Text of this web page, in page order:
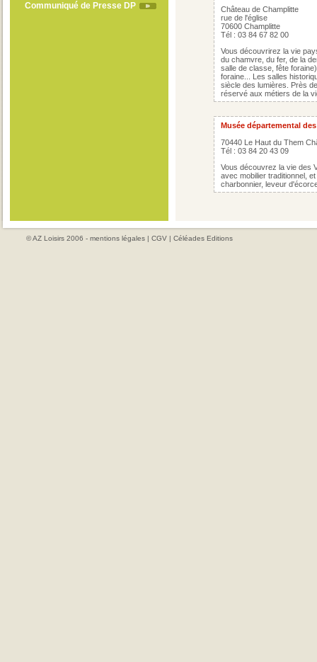
Communiqué de Presse DP
Château de Champlitte
rue de l'église
70600 Champlitte
Tél : 03 84 67 82 00
Vous découvrirez la vie
du chamvre, du fer, de la
salle de classe, fête
foraine... Les salles
siècle des lumières. Près
réservé aux métiers de la
Musée départemental
70440 Le Haut du Them
Tél : 03 84 20 43 09
Vous découvrez la vie des
avec mobilier traditionnel,
charbonnier, leveur
© AZ Loisirs 2006 - mentions légales | CGV | Céléades Editions